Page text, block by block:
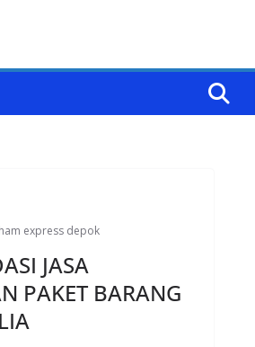
express depok
JASA
PAKET BARANG